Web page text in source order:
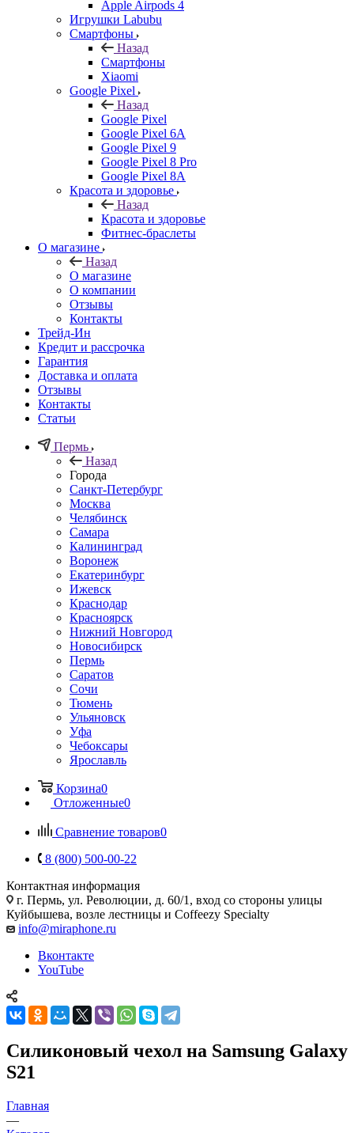
Apple Airpods 4
Игрушки Labubu
Смартфоны
Назад
Смартфоны
Xiaomi
Google Pixel
Назад
Google Pixel
Google Pixel 6A
Google Pixel 9
Google Pixel 8 Pro
Google Pixel 8A
Красота и здоровье
Назад
Красота и здоровье
Фитнес-браслеты
О магазине
Назад
О магазине
О компании
Отзывы
Контакты
Трейд-Ин
Кредит и рассрочка
Гарантия
Доставка и оплата
Отзывы
Контакты
Статьи
Пермь
Назад
Города
Санкт-Петербург
Москва
Челябинск
Самара
Калининград
Воронеж
Екатеринбург
Ижевск
Краснодар
Красноярск
Нижний Новгород
Новосибирск
Пермь
Саратов
Сочи
Тюмень
Ульяновск
Уфа
Чебоксары
Ярославль
Корзина0
Отложенные0
Сравнение товаров0
8 (800) 500-00-22
Контактная информация
г. Пермь, ул. Революции, д. 60/1, вход со стороны улицы
Куйбышева, возле лестницы и Coffeezy Specialty
info@miraphone.ru
Вконтакте
YouTube
Силиконовый чехол на Samsung Galaxy
S21
Главная
—